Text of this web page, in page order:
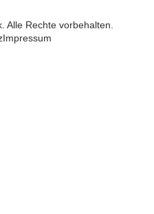
Alle Rechte vorbehalten.
Impressum